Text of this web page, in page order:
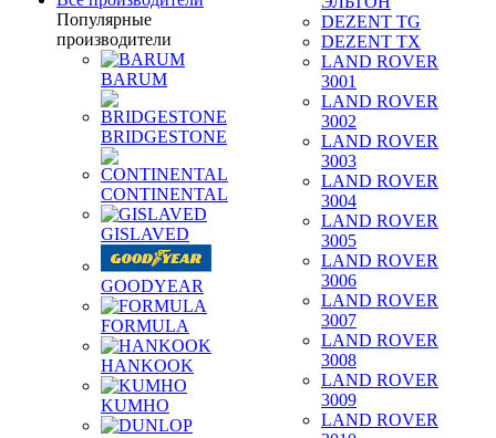
Популярные
производители
BARUM
BRIDGESTONE
CONTINENTAL
GISLAVED
GOODYEAR
FORMULA
HANKOOK
KUMHO
DEZENT TG
DEZENT TX
LAND ROVER
3001
LAND ROVER
3002
LAND ROVER
3003
LAND ROVER
3004
LAND ROVER
3005
LAND ROVER
3006
LAND ROVER
3007
LAND ROVER
3008
LAND ROVER
3009
LAND ROVER